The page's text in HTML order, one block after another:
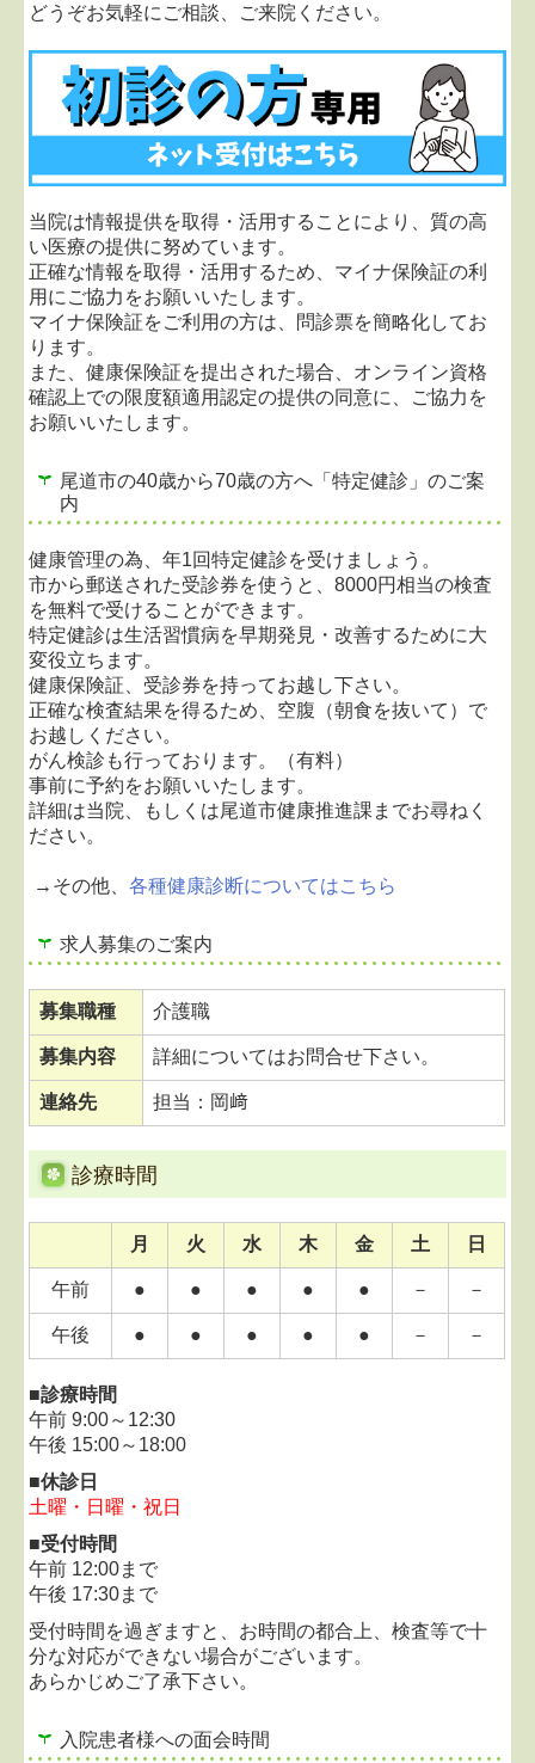
2023.05.22...令和5年5月8日以降の新型コロナウイ
ルス感染症対策について
令和5年5月8日より、新型コロナウイルス感染症が5
類に移行となりました。
37.5度以上の発熱や風邪症状などがあり、診察をご
希望される患者様は来院前にご連絡をお願いしま
また院内では感染対策として、サーモカメラで体温
測定をしていただくこと、マスクを着用していただ
くこと、手指の消毒をお願いしております。
皆様のご理解ご協力をよろしくお願いいたします。
2022.10.03...マイナ保険証の利用に、ご協力お願い
致します。
当院は情報提供を取得・活用することにより、質の
高い医療の提供に努めています。
利用にご協力をお願いいたします。
2022.05.25...令和4年6月2日より木曜日午前中の診
療を再開いたします。
休診しておりました木曜日午前中の診療は、6月よ
り完全予約制の検査日として再開いたします。
ご予約の方のみの受付となりますので、ご了承くだ
さい。
ご予約は、お電話で承っております。
皆様には大変ご不便をおかけしますが、ご理解の
程、宜しくお願い致します。
2022.04.19...マイナ受付に対応しています
令和4年4月より、保険証の代わりにマイナンバー
カードを使用するマイナ受付を開始いたしました。
マイナンバーカードを受付のカードリーダにかざす
だけでご利用いただけます。
尾道市立市民病院の外科に勤められている上塚大一
て診療して頂いておりましたが、令和4年4月1日か
ら毎月第1土曜日のみ
2022.03.03...当面の間、毎週木曜日は終日休診とさ
せていただきます。
当面の間、毎週木曜日は終日休診とさせていただき
ます。
皆様には大変ご不便をおかけしますが、ご理解の
程、よろしくお願い致します。
2021.07.01...受付終了時間変更のお知らせ
2021年7月7日より
受付終了時間を17:30
までとさせていただきます。
皆様には大変ご不便をおかけしますが、ご理解の
程、よろしくお願い致します。
医療法人社団杏佑会 笠井病院 院長
2021.07.01...お盆休みのお知らせ
8月12日（木）通常通り
8月13日（金）休診
8月15日（日）休診
8月16日（月）より通常通りの診療をいたします。
2020.08.31...船員検診休止のお知らせ
新型コロナウイルス感染拡大防止の為、当面の間、
当院では船員検診をお引き受けできません。
力をお願いいたします。
どうぞお気軽にご相談、ご来院ください。
当院は情報提供を取得・活用することにより、質の高
い医療の提供に努めています。
正確な情報を取得・活用するため、マイナ保険証の利
用にご協力をお願いいたします。
マイナ保険証をご利用の方は、問診票を簡略化してお
ります。
また、健康保険証を提出された場合、オンライン資格
確認上での限度額適用認定の提供の同意に、ご協力を
お願いいたします。
尾道市の40歳から70歳の方へ「特定健診」のご案
内
健康管理の為、年1回特定健診を受けましょう。
市から郵送された受診券を使うと、8000円相当の検査
を無料で受けることができます。
特定健診は生活習慣病を早期発見・改善するために大
変役立ちます。
健康保険証、受診券を持ってお越し下さい。
正確な検査結果を得るため、空腹（朝食を抜いて）で
お越しください。
がん検診も行っております。（有料）
事前に予約をお願いいたします。
詳細は当院、もしくは尾道市健康推進課までお尋ねく
ださい。
→その他、各種健康診断についてはこちら
求人募集のご案内
募集職種 介護職
募集内容 詳細についてはお問合せ下さい。
連絡先 担当：岡﨑
診療時間
月 火 水 木 金 土 日
午前 ● ● ● ● ● － －
午後 ● ● ● ● ● － －
■診療時間
午前 9:00～12:30
午後 15:00～18:00
■休診日
土曜・日曜・祝日
■受付時間
午前 12:00まで
午後 17:30まで
受付時間を過ぎますと、お時間の都合上、検査等で十
分な対応ができない場合がございます。
あらかじめご了承下さい。
入院患者様への面会時間